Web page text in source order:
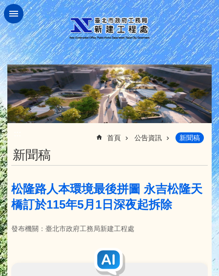
跳到主要內容區塊
首頁 公告資訊 新聞稿
新聞稿
松隆路人本環境最後拼圖 永吉松隆天
橋訂於115年5月1日深夜起拆除
發布機關：臺北市政府工務局新建工程處